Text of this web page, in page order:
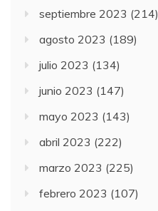
septiembre 2023 (214)
agosto 2023 (189)
julio 2023 (134)
junio 2023 (147)
mayo 2023 (143)
abril 2023 (222)
marzo 2023 (225)
febrero 2023 (107)